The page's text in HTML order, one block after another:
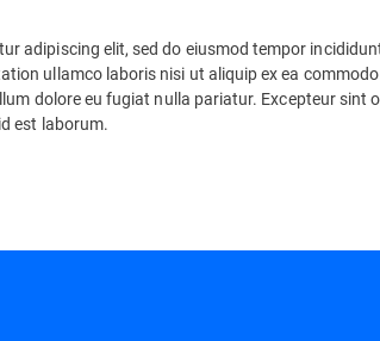
adipiscing elit, sed do eiusmod tempor
ullamco laboris nisi ut aliquip ex ea
dolore eu fugiat nulla pariatur. Excepteur
est laborum.